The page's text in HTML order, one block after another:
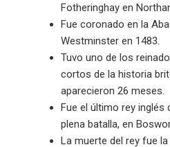
Fotheringhay en
Fue coronado en la
Westminster en 1483.
Tuvo uno de los
cortos de la historia
aparecieron 26 meses.
Fue el último rey inglés
plena batalla, en
La muerte del rey fue